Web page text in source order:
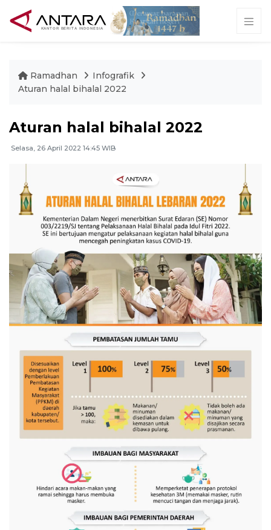
Ramadhan
Infografik
Aturan halal bihalal 2022
Aturan halal bihalal 2022
Selasa, 26 April 2022 14:45 WIB